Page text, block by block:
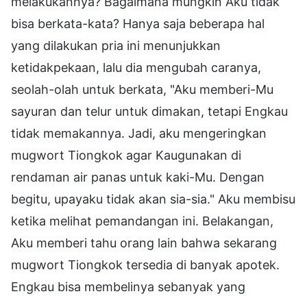
bisa berkata-kata? Hanya saja beberapa hal
yang dilakukan pria ini menunjukkan
ketidakpekaan, lalu dia mengubah caranya,
seolah-olah untuk berkata, "Aku memberi-Mu
sayuran dan telur untuk dimakan, tetapi Engkau
tidak memakannya. Jadi, aku mengeringkan
mugwort Tiongkok agar Kaugunakan di
rendaman air panas untuk kaki-Mu. Dengan
begitu, upayaku tidak akan sia-sia." Aku membisu
ketika melihat pemandangan ini. Belakangan,
Aku memberi tahu orang lain bahwa sekarang
mugwort Tiongkok tersedia di banyak apotek.
Engkau bisa membelinya sebanyak yang